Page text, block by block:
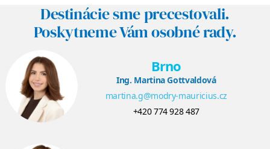
Destinácie sme precestovali.
Poskytneme Vám osobné rady.
Brno
Ing. Martina Gottvaldová
martina.g@modry-mauricius.cz
+420 774 928 487